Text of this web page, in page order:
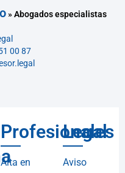
»Abogados especialistas
00 87
Profesionales
Alta en
Legal
Aviso